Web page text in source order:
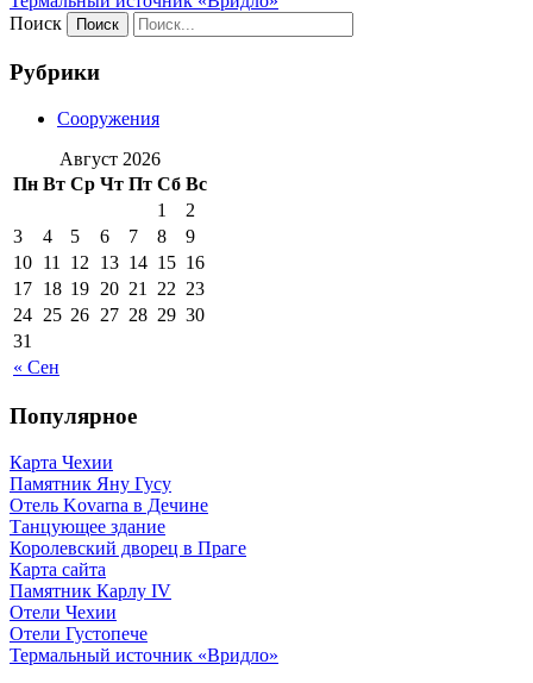
Поиск
Рубрики
Сооружения
Август 2026
Пн Вт Ср Чт Пт Сб Вс
« Сен
1
2
3
4 5 6 7 8
9
10 11 12 13 14 15 16
17 18 19 20 21 22 23
24 25 26 27 28 29 30
31
Популярное
Карта Чехии
Памятник Яну Гусу
Отель Kovarna в Дечине
Танцующее здание
Королевский дворец в Праге
Карта сайта
Памятник Карлу IV
Отели Чехии
Отели Густопече
Термальный источник «Вридло»